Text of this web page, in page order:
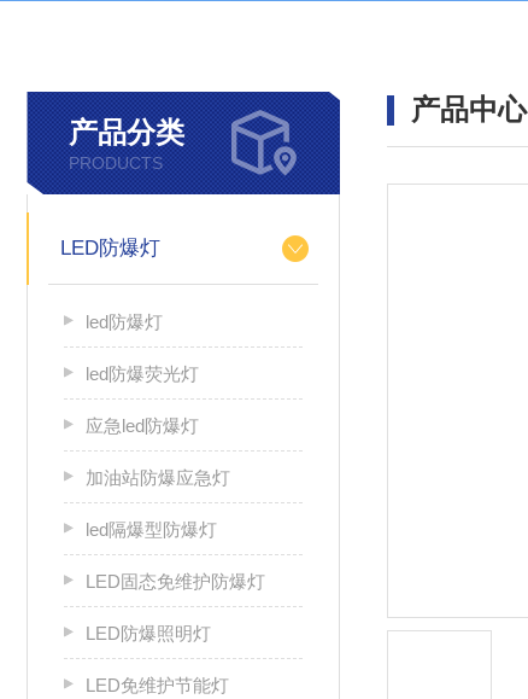
产品分类
PRODUCTS
LED防爆灯
led防爆灯
led防爆荧光灯
应急led防爆灯
加油站防爆应急灯
led隔爆型防爆灯
LED固态免维护防爆灯
LED防爆照明灯
LED免维护节能灯
产品中心